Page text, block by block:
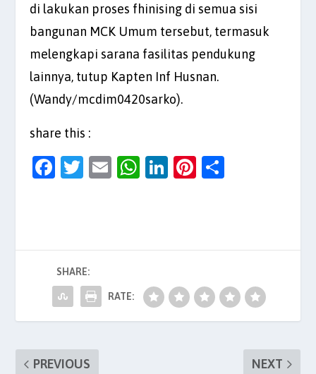
di lakukan proses fhinising di semua sisi
bangunan MCK Umum tersebut, termasuk
melengkapi sarana fasilitas pendukung
lainnya, tutup Kapten Inf Husnan.
(Wandy/mcdim0420sarko).
share this :
F
b
o
o
k
T
E
W
A
p
p
Li
dI
n
Pi
t
SHARE:
RATE:
PREVIOUS NEXT